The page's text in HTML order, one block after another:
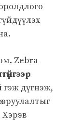
Zebra
гэж дүгнэж,
оруулалтыг
Хэрэв